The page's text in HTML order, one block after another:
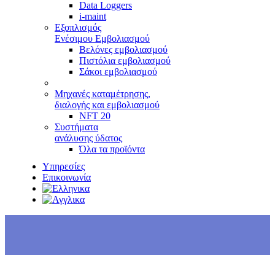
Data Loggers
i-maint
Εξοπλισμός
Ενέσιμου Εμβολιασμού
Βελόνες εμβολιασμού
Πιστόλια εμβολιασμού
Σάκοι εμβολιασμού
Μηχανές καταμέτρησης,
διαλογής και εμβολιασμού
NFT 20
Συστήματα
ανάλυσης ύδατος
Όλα τα προϊόντα
Υπηρεσίες
Επικοινωνία